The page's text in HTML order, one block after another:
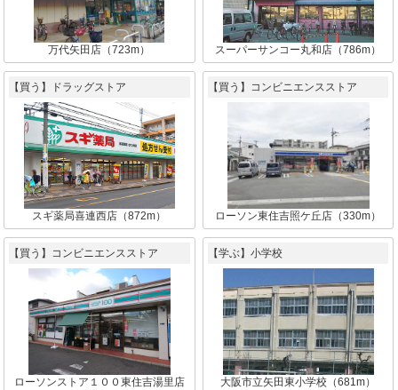
万代矢田店（723m） スーパーサンコー丸和店（786m）
【買う】ドラッグストア
スギ薬局喜連西店（872m）
【買う】コンビニエンスストア
ローソン東住吉照ケ丘店（330m）
【買う】コンビニエンスストア
ローソンストア１００東住吉湯里店
【学ぶ】小学校
大阪市立矢田東小学校（681m）